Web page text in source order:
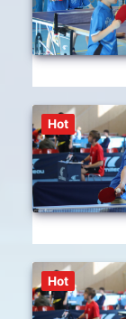
Hot
Hot